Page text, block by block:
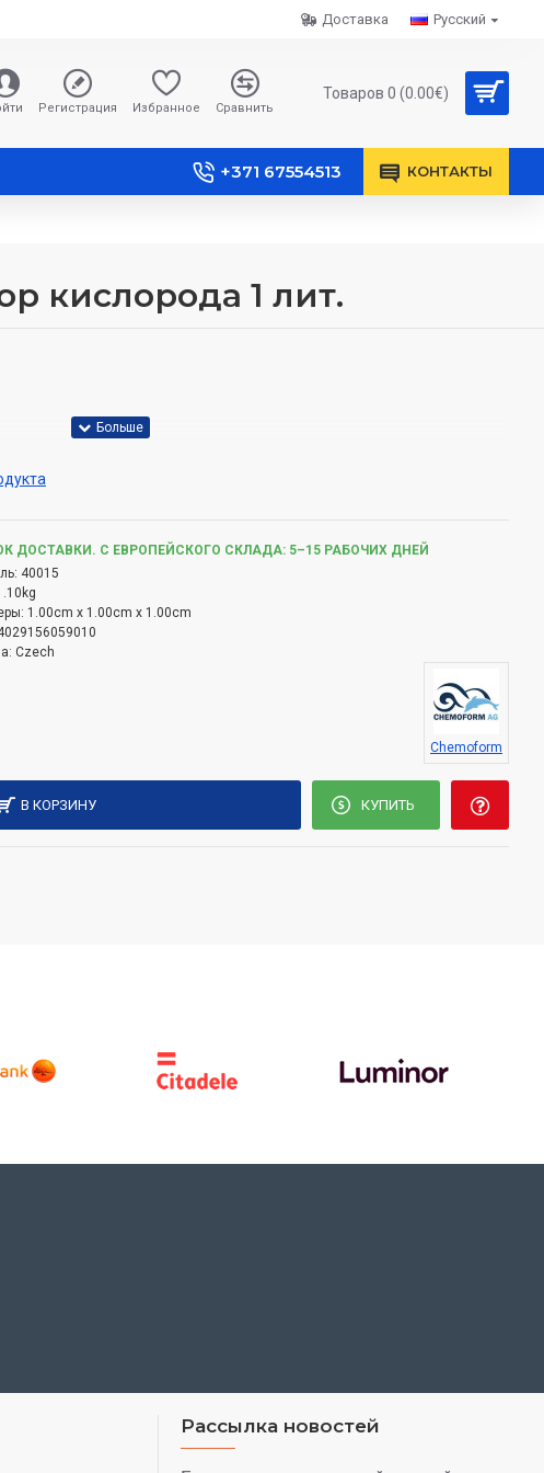
Русский
Доставка
Регистрация Избранное Сравнить
Товаров 0 (0.00€)
+371 67554513 КОНТАКТЫ
кислорода 1 лит.
ДОСТАВКИ. С ЕВРОПЕЙСКОГО СКЛАДА: 5–15 РАБОЧИХ ДНЕЙ
40015
1.00cm x 1.00cm x 1.00cm
Czech
Chemoform
В КОРЗИНУ КУПИТЬ
Рассылка новостей